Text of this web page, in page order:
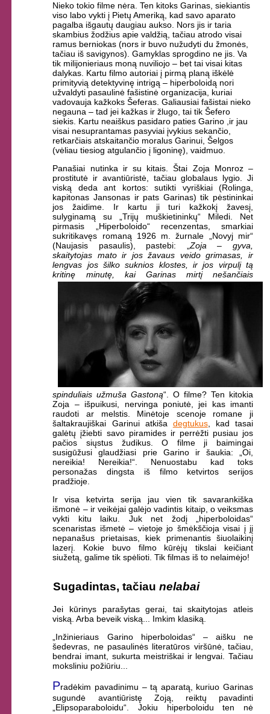
Nieko tokio filme nėra. Ten kitoks Garinas, siekiantis
viso labo vykti į Pietų Ameriką, kad savo aparato
pagalba išgautų daugiau aukso. Nors jis ir taria
skambius žodžius apie valdžią, tačiau atrodo visai
ramus berniokas (nors ir buvo nužudyti du žmonės,
tačiau iš savigynos). Gamyklas sprogdino ne jis. Va
tik milijonieriaus moną nuviliojo – bet tai visai kitas
dalykas. Kartu filmo autoriai į pirmą planą iškėlė
primityvią detektyvinę intrigą – hiperboloidą nori
užvaldyti pasaulinė fašistinė organizacija, kuriai
vadovauja kažkoks Šeferas. Galiausiai fašistai nieko
negauna – tad jei kažkas ir žlugo, tai tik Šefero
siekis. Kartu neaiškus pasidaro paties Garino ,ir jau
visai nesuprantamas pasyviai įvykius sekančio,
retkarčiais atskaitančio moralus Garinui, Šelgos
(vėliau tiesiog atgulančio į ligoninę), vaidmuo.
Panašiai nutinka ir su kitais. Štai Zoja Monroz –
prostitutė ir avantiūristė, tačiau globalaus lygio. Ji
viską deda ant kortos: sutikti vyriškiai (Rolinga,
kapitonas Jansonas ir pats Garinas) tik pėstininkai
jos žaidime. Ir kartu ji turi kažkokį žavesį,
sulyginamą su „Trijų muškietininkų“ Miledi. Net
pirmasis „Hiperboloido“ recenzentas, smarkiai
sukritikavęs romaną 1926 m. žurnale „Novyj mir“
(Naujasis pasaulis), pastebi: „Zoja – gyva,
skaitytojas mato ir jos žavaus veido grimasas, ir
lengvas jos šilko suknios klostes, ir jos virpulį tą
kritinę minutę, kai Garinas mirtį nešančiais
spinduliais užmuša Gastoną“. O filme? Ten kitokia
Zoja – išpuikusi, nervinga poniutė, jei kas imanti
raudoti ar melstis. Minėtoje scenoje romane ji
šaltakraujiškai Garinui atkiša degtukus, kad tasai
galėtų įžiebti savo piramides ir perrėžti pusiau jos
pačios siųstus žudikus. O filme ji baimingai
susigūžusi glaudžiasi prie Garino ir šaukia: „Oi,
nereikia! Nereikia!“. Nenuostabu kad toks
personažas dingsta iš filmo ketvirtos serijos
pradžioje.
Ir visa ketvirta serija jau vien tik savarankiška
išmonė – ir veikėjai galėjo vadintis kitaip, o veiksmas
vykti kitu laiku. Juk net žodį „hiperboloidas“
scenaristas išmetė – vietoje jo šmėkščioja visai į jį
nepanašus prietaisas, kiek primenantis šiuolaikinį
lazerį. Kokie buvo filmo kūrėjų tikslai keičiant
siužetą, galime tik spėlioti. Tik filmas iš to nelaimėjo!
Sugadintas, tačiau nelabai
Jei kūrinys parašytas gerai, tai skaitytojas atleis
viską. Arba beveik viską... Imkim klasiką.
„Inžinieriaus Garino hiperboloidas“ – aišku ne
šedevras, ne pasaulinės literatūros viršūnė, tačiau,
bendrai imant, sukurta meistriškai ir lengvai. Tačiau
moksliniu požiūriu...
Pradėkim pavadinimu – tą aparatą, kuriuo Garinas
sugundė avantiūristę Zoją, reiktų pavadinti
„Elipsoparaboloidu“. Jokiu hiperboloidu ten nė